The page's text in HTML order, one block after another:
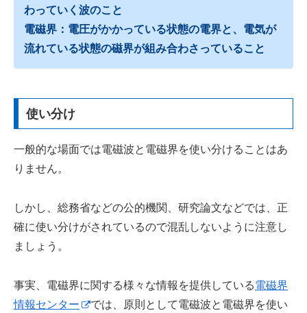
わっていく波のこと
電磁界：電圧がかかっている状態の電界と、電気が
流れている状態の磁界が組み合わさっていること
使い分け
一般的な場面では電磁波と電磁界を使い分けることはあ
りません。
しかし、総務省などの公的機関、研究論文などでは、正
確に使い分けがされているので混乱しないように注意し
ましょう。
事実、電磁界に関する様々な情報を提供している電磁界
情報センター
では、原則として電磁波と電磁界を使い